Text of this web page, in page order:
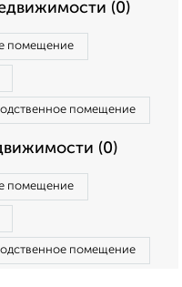
(0)
помещение
помещение
(0)
помещение
помещение